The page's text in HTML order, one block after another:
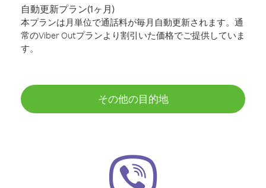
自動更新プラン(1ヶ月)
本プランは月単位で通話料が毎月自動更新されます。通
常のViber Outプランより割引いた価格でご提供していま
す。
その他の目的地